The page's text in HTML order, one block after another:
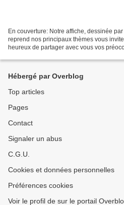
En couverture: Notre affiche, dessinée
reprend nos principaux thèmes vous
heureux de partager avec vous vos
Hébergé par Overblog
Top articles
Pages
Contact
Signaler un abus
C.G.U.
Cookies et données personnelles
Préférences cookies
Voir le profil de sur le portail